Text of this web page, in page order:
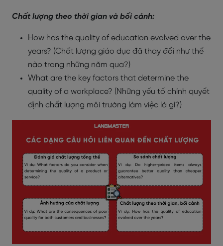
Chất lượng theo thời gian và bối cảnh:
How has the quality of education evolved over the
years? (Chất lượng giáo dục đã thay đổi như thế
nào trong những năm qua?)
What are the key factors that determine the
quality of a workplace? (Những yếu tố chính quyết
định chất lượng môi trường làm việc là gì?)